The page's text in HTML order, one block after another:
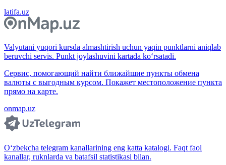
latifa.uz
Valyutani yuqori kursda almashtirish uchun yaqin punktlarni aniqlab
beruvchi servis. Punkt joylashuvini kartada ko‘rsatadi.
Сервис, помогающий найти ближайшие пункты обмена
валюты с выгодным курсом. Покажет местоположение пункта
прямо на карте.
onmap.uz
O‘zbekcha telegram kanallarining eng katta katalogi. Faqt faol
kanallar, ruknlarda va batafsil statistikasi bilan.